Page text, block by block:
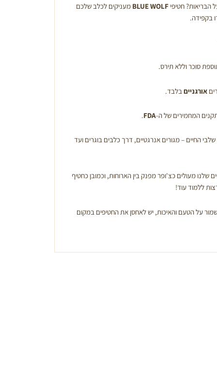
חטיפי BLUE WOLF מעניקים לכלב שלכם
בקפידה.
סוכר וללא תירס.
אורגניים בלבד.
המחמירים של ה-FDA
.
החיים – מגורים אנרגטיים, דרך כלבים בוגרים ועד
שלנו מעולים כצ'ופר מפנק בין הארוחות, וכמובן כחטיף
ללמוד עוד!
על הטעם והאיכות, יש לאחסן את החטיפים במקום